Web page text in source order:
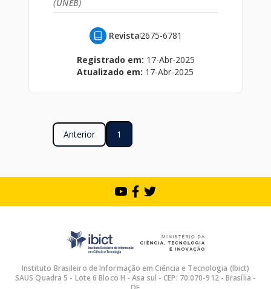
(UNEB)
Revista2675-6781
Registrado em: 17-Abr-2025
Atualizado em: 17-Abr-2025
Anterior 1
Instituto Brasileiro de Informação em Ciência e Tecnologia (Ibict)
SAUS Quadra 5 - Lote 6 Bloco H - Asa sul - CEP: 70.070-912 - Brasília -